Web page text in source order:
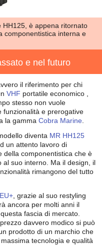
HH125, è appena ritornato
componentistica interna e
e nel futuro
il riferimento per chi
VHF portatile economico ,
stesso non vuole
funzionalità e prerogative
la gamma Cobra Marine
diventa MR HH125
un attento lavoro di
della componentistica che è
al suo interno. Ma il design, il
rimangono del tutto
, grazie al suo restyling
ancora per molti anni il
fascia di mercato.
davvero modico si può
prodotto di un marchio che
tecnologia e qualità